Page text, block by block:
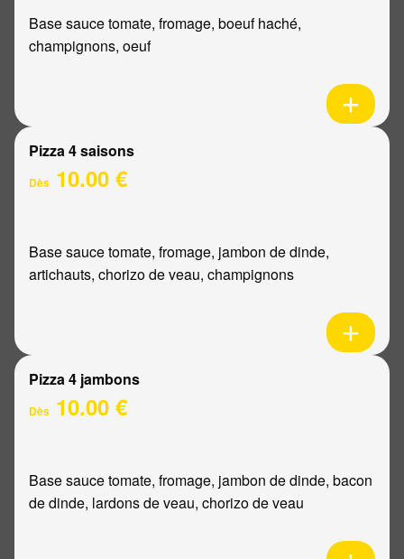
Base sauce tomate, fromage, boeuf haché,
champignons, oeuf
Pizza 4 saisons
Dès 10.00 €
Base sauce tomate, fromage, jambon de dinde,
artichauts, chorizo de veau, champignons
Pizza 4 jambons
Dès 10.00 €
Base sauce tomate, fromage, jambon de dinde, bacon
de dinde, lardons de veau, chorizo de veau